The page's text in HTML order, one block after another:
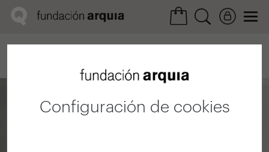
Configuración de cookies